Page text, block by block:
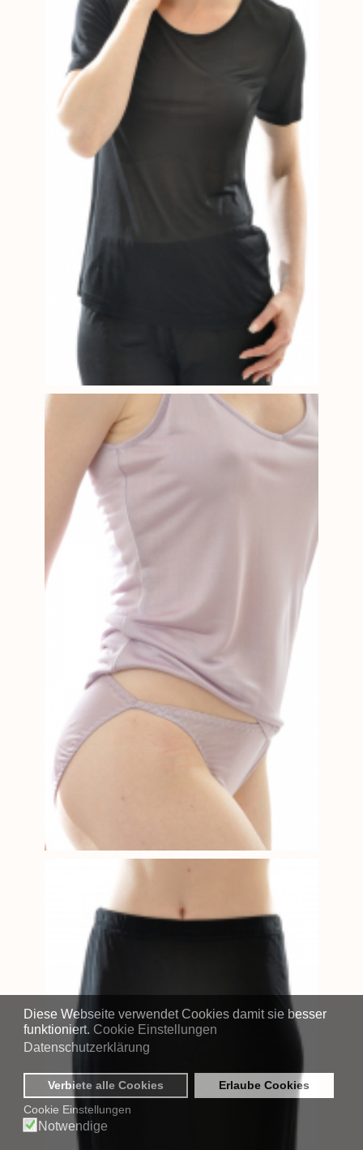
Diese Webseite verwendet Cookies damit sie besser
funktioniert. Cookie Einstellungen
Datenschutzerklärung
Verbiete alle Cookies
Erlaube Cookies
Cookie Einstellungen
Notwendige